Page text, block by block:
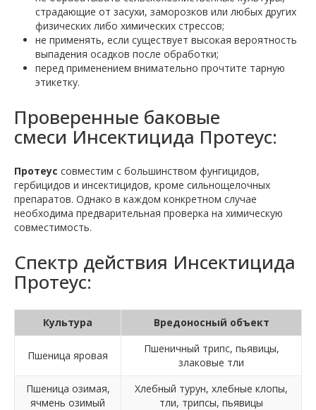
страдающие от засухи, заморозков или любых других
физических либо химических стрессов;
не применять, если существует высокая вероятность
выпадения осадков после обработки;
перед применением внимательно прочтите тарную
этикетку.
Проверенные баковые
смеси Инсектицида Протеус:
Протеус совместим с большинством фунгицидов,
гербицидов и инсектицидов, кроме сильнощелочных
препаратов. Однако в каждом конкретном случае
необходима предварительная проверка на химическую
совместимость.
Спектр действия Инсектицида
Протеус:
Культура Вредоносный объект
Пшеница яровая
Пшеничный трипс, пьявицы,
злаковые тли
Пшеница озимая,
ячмень озимый
Хлебный турун, хлебные клопы,
тли, трипсы, пьявицы